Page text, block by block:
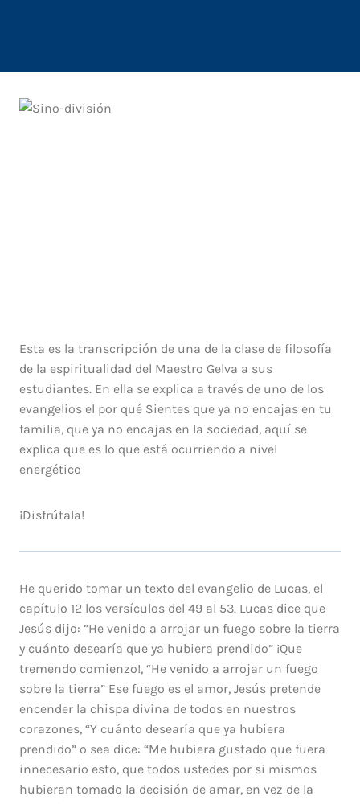
Esta es la transcripción de una de la clase de filosofía
de la espiritualidad del Maestro Gelva a sus
estudiantes. En ella se explica a través de uno de los
evangelios el por qué Sientes que ya no encajas en tu
familia, que ya no encajas en la sociedad, aquí se
explica que es lo que está ocurriendo a nivel
energético
¡Disfrútala!
He querido tomar un texto del evangelio de Lucas, el
capítulo 12 los versículos del 49 al 53. Lucas dice que
Jesús dijo: ”He venido a arrojar un fuego sobre la tierra
y cuánto desearía que ya hubiera prendido” ¡Que
tremendo comienzo!, “He venido a arrojar un fuego
sobre la tierra” Ese fuego es el amor, Jesús pretende
encender la chispa divina de todos en nuestros
corazones, “Y cuánto desearía que ya hubiera
prendido” o sea dice: “Me hubiera gustado que fuera
innecesario esto, que todos ustedes por si mismos
hubieran tomado la decisión de amar, en vez de la